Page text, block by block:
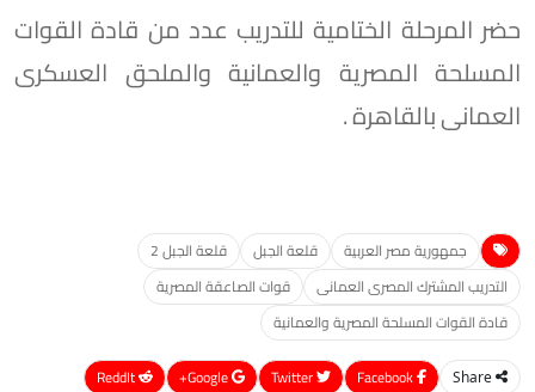
حضر المرحلة الختامية للتدريب عدد من قادة القوات
المسلحة المصرية والعمانية والملحق العسكرى
العمانى بالقاهرة .
جمهورية مصر العربية قلعة الجبل
قلعة الجبل 2
التدريب المشترك المصرى العمانى
قوات الصاعقة المصرية
قادة القوات المسلحة المصرية والعمانية
Share
Google+
ReddIt